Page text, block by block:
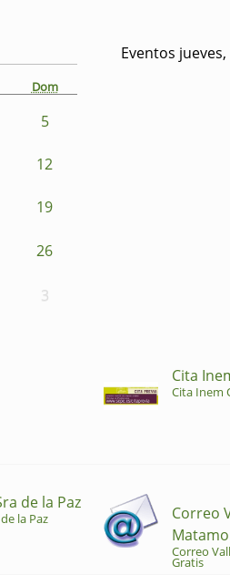
Dom
5
12
19
26
3
Eventos
Cita
Cita Inem
de la Paz
la Paz
Correo
Correo
Gratis